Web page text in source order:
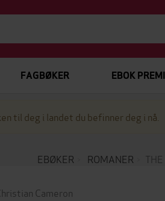
FAGBØKER EBOK
til deg i landet du befinner deg i nå.
EBØKER ROMANER
Cameron